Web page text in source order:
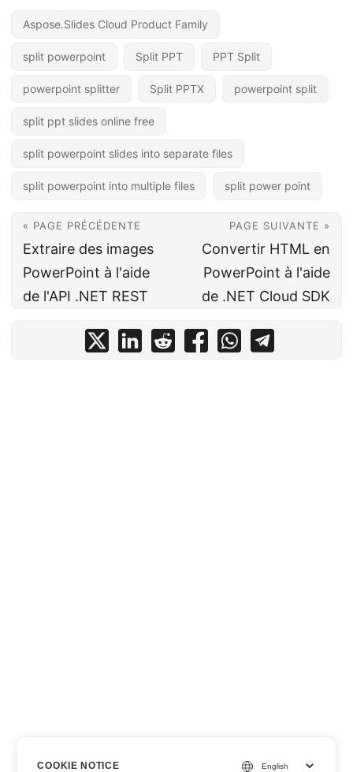
Aspose.Slides Cloud Product Family
split powerpoint Split PPT PPT Split
powerpoint splitter Split PPTX powerpoint split
split ppt slides online free
split powerpoint slides into separate files
split powerpoint into multiple files split power point
« PAGE PRÉCÉDENTE
Extraire des images
PowerPoint à l'aide
de l'API .NET REST
PAGE SUIVANTE »
Convertir HTML en
PowerPoint à l'aide
de .NET Cloud SDK
COOKIE NOTICE